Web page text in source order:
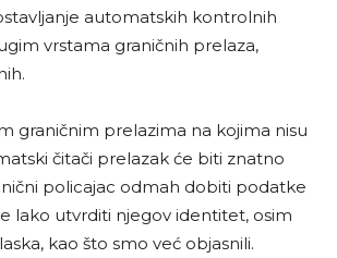
automatskih kontrolnih
vrstama graničnih prelaza,
graničnim prelazima na kojima nisu
čitači prelazak će biti znatno
policajac odmah dobiti podatke
lako utvrditi njegov identitet, osim
kao što smo već objasnili.